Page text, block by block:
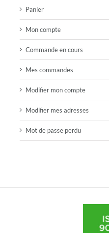
Panier
Mon compte
Commande en cours
Mes commandes
Modifier mon compte
Modifier mes adresses
Mot de passe perdu